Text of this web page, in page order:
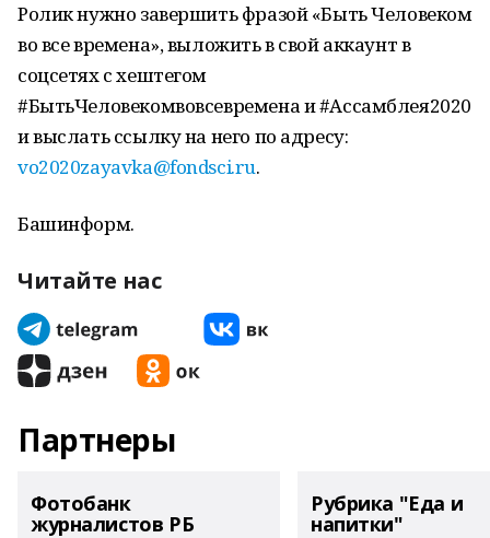
Ролик нужно завершить фразой «Быть Человеком
во все времена», выложить в свой аккаунт в
соцсетях с хештегом
#БытьЧеловекомвовсевремена и #Ассамблея2020
и выслать ссылку на него по адресу:
vo2020zayavka@fondsci.ru.
Башинформ.
Читайте нас
Партнеры
Фотобанк
журналистов РБ
Рубрика "Еда и
напитки"